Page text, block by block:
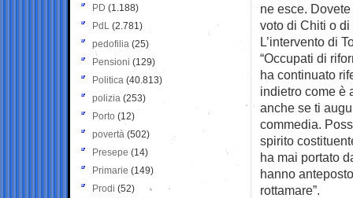
ne esce.
voto di Chiti o di
L’intervento di
“Occupati di
ha continuato
indietro come è
anche se ti
commedia.
spirito
ha mai portato
hanno
rottamare”.
PD (1.188)
PdL (2.781)
pedofilia (25)
Pensioni (129)
Politica (40.813)
polizia (253)
Porto (12)
povertà (502)
Presepe (14)
Primarie (149)
Prodi (52)